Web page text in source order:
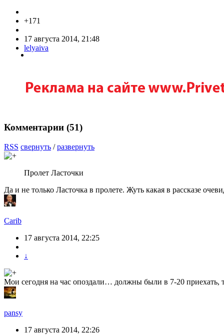
+171
17 августа 2014, 21:48
lelyaiva
Комментарии (51)
RSS свернуть /развернуть
Пролет Ласточки
Да и не только Ласточка в пролете. Жуть какая в рассказе
Carib
17 августа 2014, 22:25
↓
Мои сегодня на час опоздали… должны были в 7-20 приехать,
pansy
17 августа 2014, 22:26